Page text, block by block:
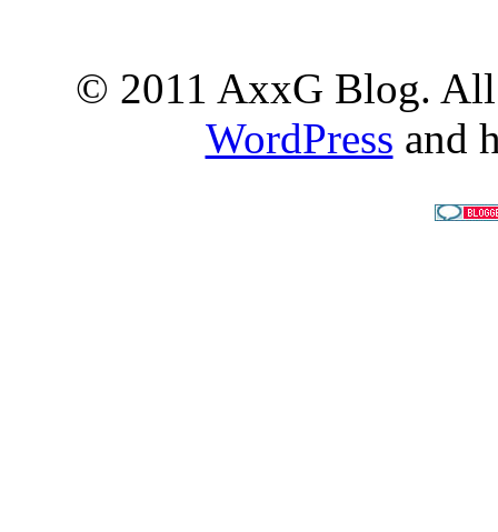
© 2011 AxxG Blog. All
WordPress and